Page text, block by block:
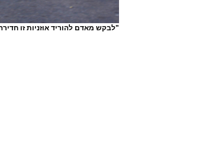
"לבקש מאדם להוריד אוזניות זו